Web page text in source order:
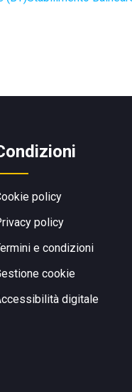
policy
policy
e condizioni
cookie
digitale